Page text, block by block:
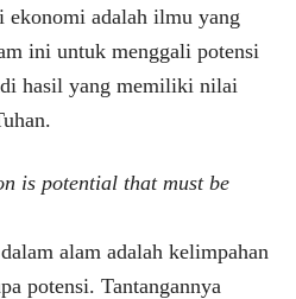
ekonomi adalah ilmu yang
ini untuk menggali potensi
hasil yang memiliki nilai
is potential that must be
alam adalah kelimpahan
potensi. Tantangannya